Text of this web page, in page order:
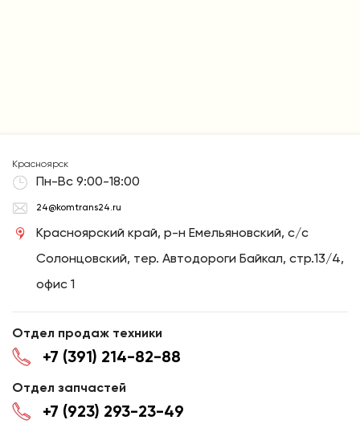
Красноярск
Пн-Вс 9:00-18:00
24@komtrans24.ru
Красноярский край, р-н Емельяновский, с/с
Солонцовский, тер. Автодороги Байкал, стр.13/4,
офис 1
Отдел продаж техники
+7 (391) 214-82-88
Отдел запчастей
+7 (923) 293-23-49